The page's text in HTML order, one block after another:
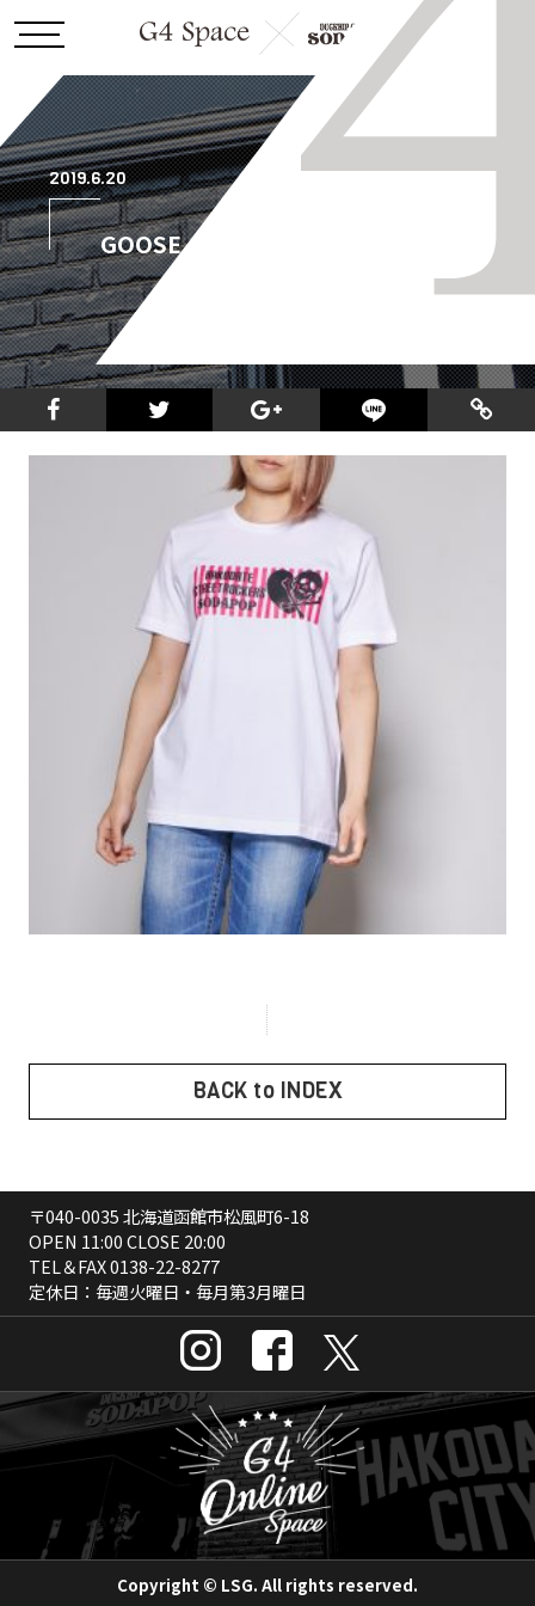
2019.6.20
GOOSE_SKULL_TEE_white_2
BACK to INDEX
〒040-0035 北海道函館市松風町6-18
OPEN 11:00 CLOSE 20:00
TEL＆FAX0138-22-8277
定休日：毎週火曜日・毎月第3月曜日
Copyright © LSG. All rights reserved.